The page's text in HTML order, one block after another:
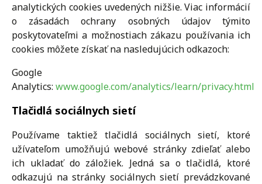
analytických cookies uvedených nižšie. Viac informácií
o zásadách ochrany osobných údajov týmito
poskytovateľmi a možnostiach zákazu používania ich
cookies môžete získať na nasledujúcich odkazoch:
Google
Analytics: www.google.com/analytics/learn/privacy.html
Tlačidlá sociálnych sietí
Používame taktiež tlačidlá sociálnych sietí, ktoré
užívateľom umožňujú webové stránky zdieľať alebo
ich ukladať do záložiek. Jedná sa o tlačidlá, ktoré
odkazujú na stránky sociálnych sietí prevádzkované